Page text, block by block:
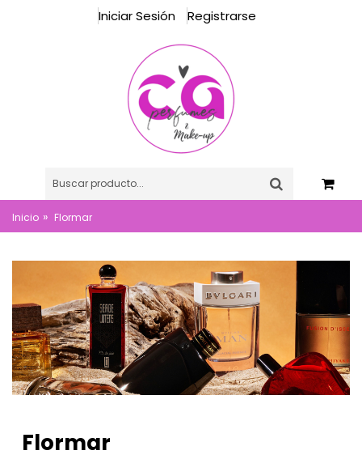
Iniciar Sesión Registrarse
Inicio » Flormar
Flormar